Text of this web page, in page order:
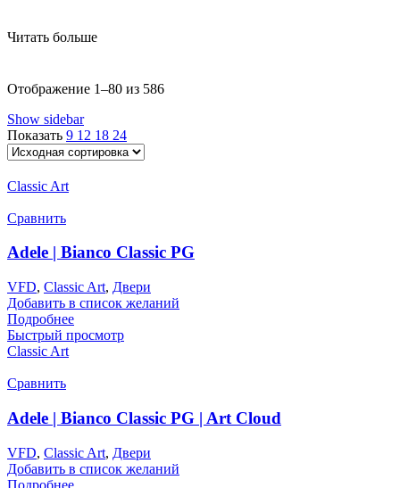
Читать больше
Отображение 1–80 из 586
Show sidebar
Показать 9 12 18 24
Classic Art
Сравнить
Adele | Bianco Classic PG
VFD, Classic Art, Двери
Добавить в список желаний
Подробнее
Быстрый просмотр
Classic Art
Сравнить
Adele | Bianco Classic PG | Art Cloud
VFD, Classic Art, Двери
Добавить в список желаний
Подробнее